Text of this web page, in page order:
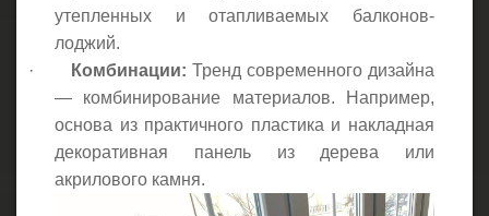
утепленных и отапливаемых балконов-
лоджий.
·
Комбинации: Тренд современного дизайна
— комбинирование материалов. Например,
основа из практичного пластика и накладная
декоративная панель из дерева или
акрилового камня.